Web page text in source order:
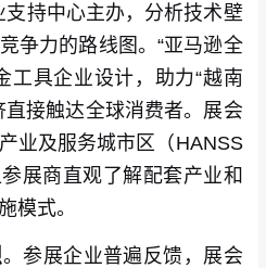
持中心主办，分析技术壁
争力的路线图。“亚马逊全
工具企业设计，助力“越南
直接触达全球消费者。展会
业及服务城市区（HANSS
展商直观了解配套产业和
模式。
。参展企业普遍反馈，展会